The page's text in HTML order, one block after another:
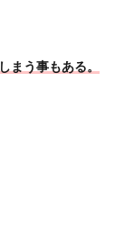
まう事もある。